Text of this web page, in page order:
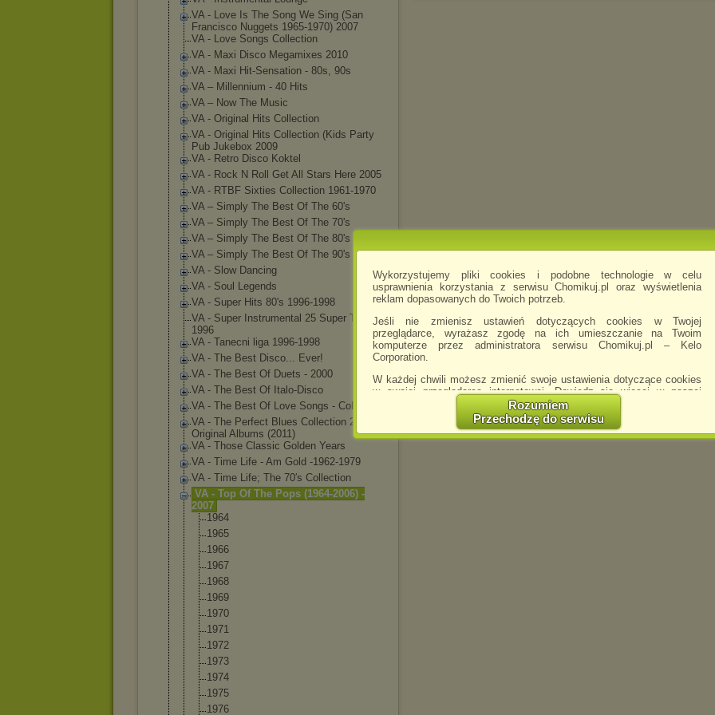
Wykorzystujemy pliki cookies i podobne technologie w celu
usprawnienia korzystania z serwisu Chomikuj.pl oraz wyświetlenia
reklam dopasowanych do Twoich potrzeb.
Jeśli nie zmienisz ustawień dotyczących cookies w Twojej
przeglądarce, wyrażasz zgodę na ich umieszczanie na Twoim
komputerze przez administratora serwisu Chomikuj.pl – Kelo
Corporation.
W każdej chwili możesz zmienić swoje ustawienia dotyczące cookies
w swojej przeglądarce internetowej. Dowiedz się więcej w naszej
http://chomikuj.pl/PolitykaPrywatnosci.aspx
Jednocześnie informujemy że zmiana ustawień przeglądarki może
spowodować ograniczenie korzystania ze strony Chomikuj.pl.
Rozumiem
Przechodzę do serwisu
VA - Love Is The Song We Sing (San
Francisco Nuggets 1965-1970) 2007
VA - Love Songs Collection
VA - Maxi Disco Megamixes 2010
VA - Maxi Hit-Sensation - 80s, 90s
VA ‎– Millennium - 40 Hits
VA ‎– Now The Music
VA - Original Hits Collection
VA - Original Hits Collection (Kids Party
Pub Jukebox 2009
VA - Retro Disco Koktel
VA - Rock N Roll Get All Stars Here 2005
VA - RTBF Sixties Collection 1961-1970
VA ‎– Simply The Best Of The 60's
VA ‎– Simply The Best Of The 70's
VA ‎– Simply The Best Of The 80's
VA ‎– Simply The Best Of The 90's
VA - Slow Dancing
VA - Soul Legends
VA - Super Hits 80's 1996-1998
VA - Super Instrumental 25 Super Tango -
1996
VA - Tanecni liga 1996-1998
VA - The Best Disco... Ever!
VA - The Best Of Duets - 2000
VA - The Best Of Italo-Disco
VA - The Best Of Love Songs - Collection
VA - The Perfect Blues Collection 25
Original Albums (2011)
VA - Those Classic Golden Years
VA - Time Life - Am Gold -1962-1979
VA - Time Life; The 70′s Collection
VA - Top Of The Pops (1964-2006) -
2007
1964
1965
1966
1967
1968
1969
1970
1971
1972
1973
1974
1975
1976